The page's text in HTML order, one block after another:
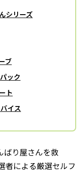
シリーズ
ブ
ック
ト
イス
ばり屋さんを救
による厳選セルフ